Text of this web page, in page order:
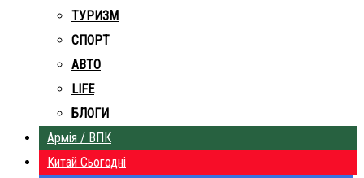
ТУРИЗМ
СПОРТ
АВТО
LIFE
БЛОГИ
Армія / ВПК
Китай Сьогодні